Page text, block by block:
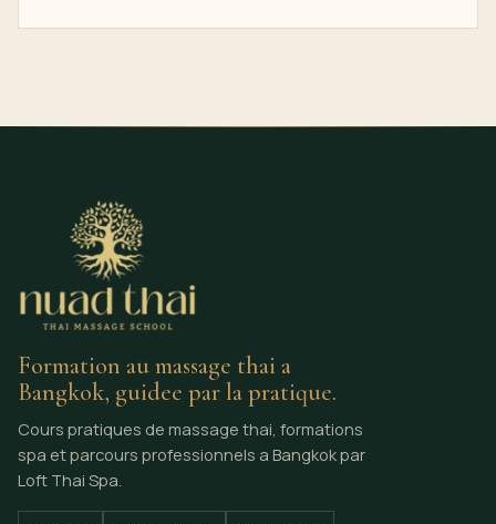
Formation au massage thai a
Bangkok, guidee par la pratique.
Cours pratiques de massage thai, formations
spa et parcours professionnels a Bangkok par
Loft Thai Spa.